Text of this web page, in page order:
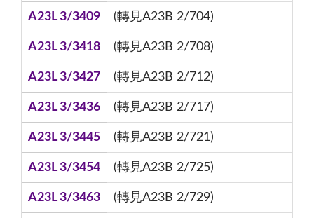
A23L 3/3409 (轉見A23B 2/704)
A23L 3/3418 (轉見A23B 2/708)
A23L 3/3427 (轉見A23B 2/712)
A23L 3/3436 (轉見A23B 2/717)
A23L 3/3445 (轉見A23B 2/721)
A23L 3/3454 (轉見A23B 2/725)
A23L 3/3463 (轉見A23B 2/729)